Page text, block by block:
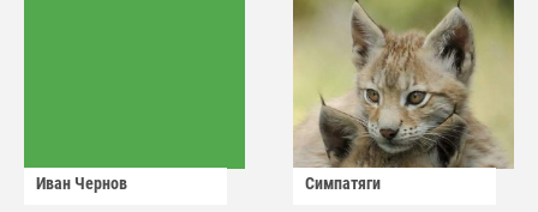
Иван Чернов Симпатяги